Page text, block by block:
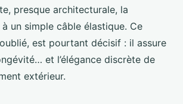
presque architecturale, la
un simple câble élastique. Ce
est pourtant décisif : il assure
et l’élégance discrète de
extérieur.